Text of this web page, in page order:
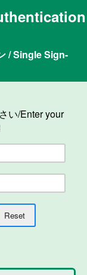
/ Single Sign-
い/Enter your